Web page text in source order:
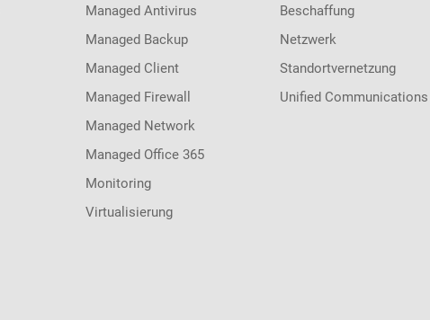
Managed Antivirus
Managed Backup
Managed Client
Managed Firewall
Managed Network
Managed Office 365
Monitoring
Virtualisierung
Beschaffung
Netzwerk
Standortvernetzung
Unified Communications